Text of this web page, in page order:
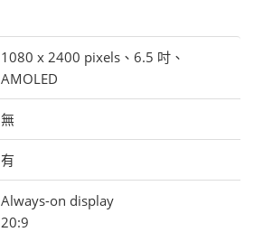
1080 x 2400 pixels、6.5 吋、
AMOLED
無
有
Always-on display
20:9